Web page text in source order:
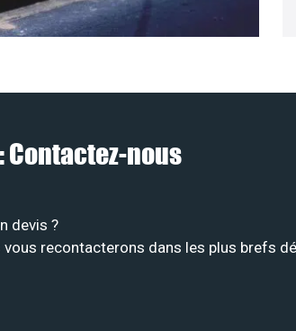
Contactez-nous
devis ?
recontacterons dans les plus brefs